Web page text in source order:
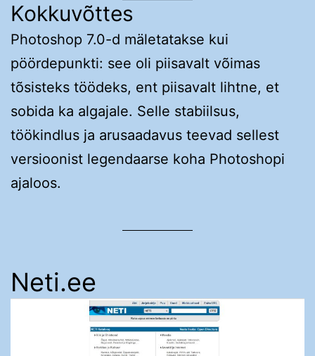
Kokkuvõttes
Photoshop 7.0-d mäletatakse kui
pöördepunkti: see oli piisavalt võimas
tõsisteks töödeks, ent piisavalt lihtne, et
sobida ka algajale. Selle stabiilsus,
töökindlus ja arusaadavus teevad sellest
versioonist legendaarse koha Photoshopi
ajaloos.
Neti.ee